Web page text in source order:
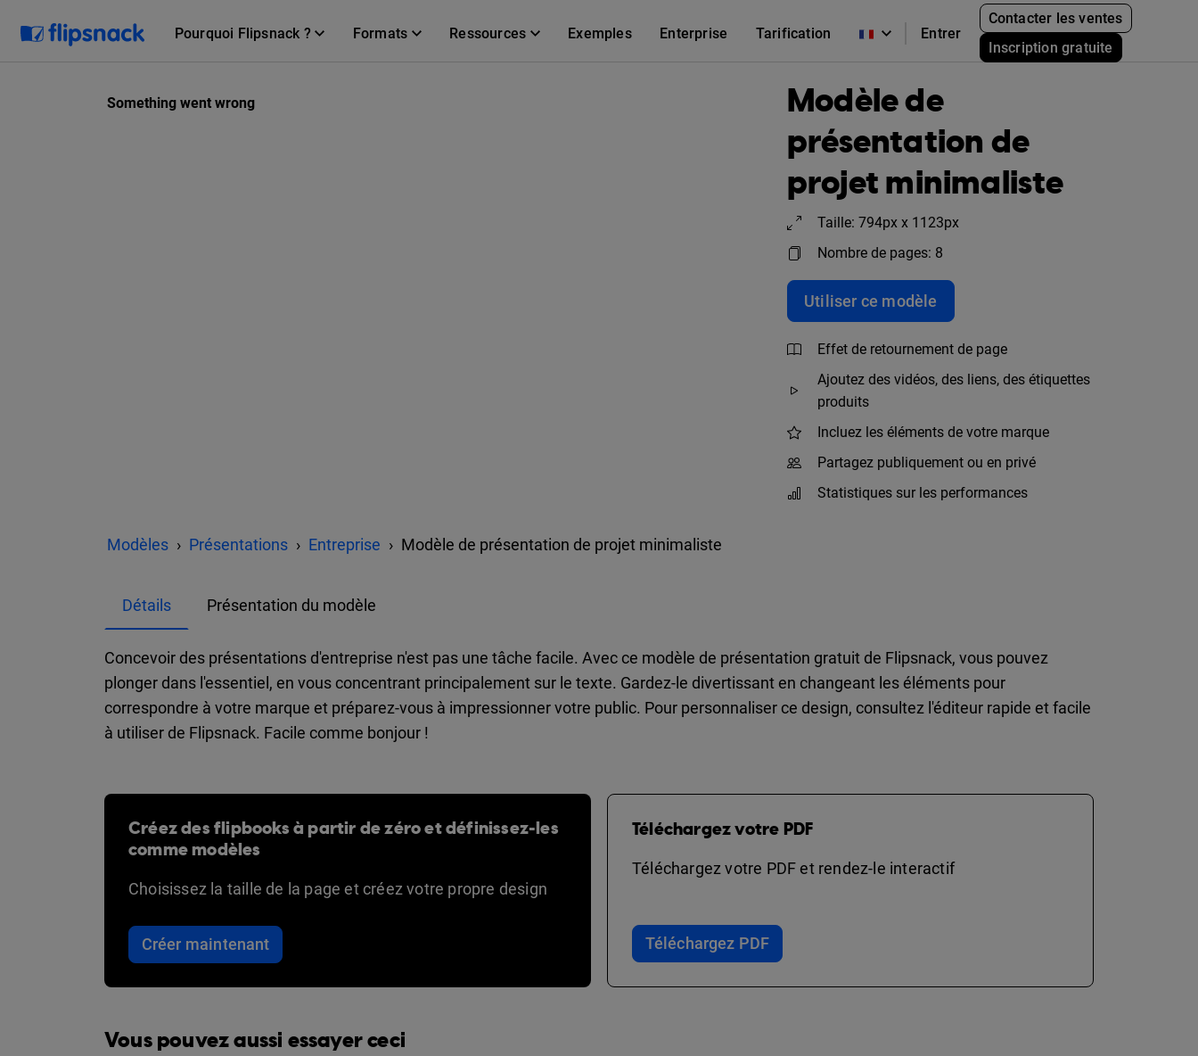
Pourquoi Flipsnack ? Formats Ressources Exemples Enterprise Tarification Entrer
Contacter les ventes
Inscription gratuite
Modèle de
présentation de
projet minimaliste
Taille: 794px x 1123px
Nombre de pages: 8
Utiliser ce modèle
Effet de retournement de page
Ajoutez des vidéos, des liens, des étiquettes
produits
Incluez les éléments de votre marque
Partagez publiquement ou en privé
Statistiques sur les performances
Modèles Présentations Entreprise Modèle de présentation de projet minimaliste
Détails Présentation du modèle
Concevoir des présentations d'entreprise n'est pas une tâche facile. Avec ce modèle de présentation gratuit de Flipsnack, vous pouvez
plonger dans l'essentiel, en vous concentrant principalement sur le texte. Gardez-le divertissant en changeant les éléments pour
correspondre à votre marque et préparez-vous à impressionner votre public. Pour personnaliser ce design, consultez l'éditeur rapide et facile
à utiliser de Flipsnack. Facile comme bonjour !
Créez des flipbooks à partir de zéro et définissez-les
comme modèles
Choisissez la taille de la page et créez votre propre design
Créer maintenant
Téléchargez votre PDF
Téléchargez votre PDF et rendez-le interactif
Téléchargez PDF
Vous pouvez aussi essayer ceci